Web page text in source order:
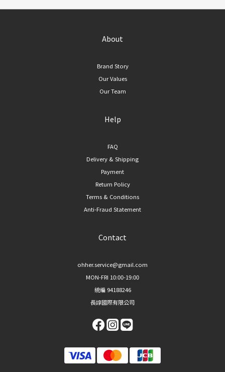
About
Brand Story
Our Values
Our Team
Help
FAQ
Delivery & Shipping
Payment
Return Policy
Terms & Conditions
Anti-Fraud Statement
Contact
ohher.service@gmail.com
MON-FRI 10:00-19:00
統編 94188246
長諄國際有限公司